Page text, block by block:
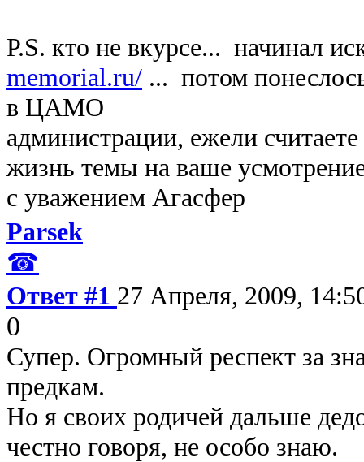
P.S. кто не вкурсе... начинал
memorial.ru/ ... потом
в ЦАМО
администрации, ежели
жизнь темы на ваше
с уважением Агасфер
Parsek
☎
Ответ #1 27 Апреля, 2009,
0
Супер. Огромный респект за
предкам.
Но я своих родичей дальше
честно говоря, не особо знаю.